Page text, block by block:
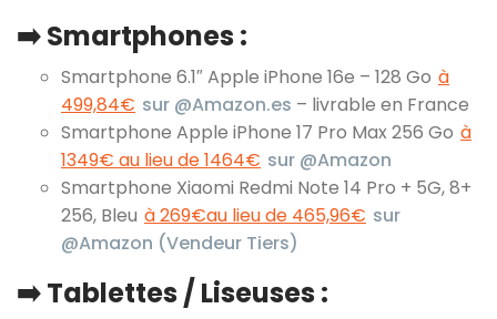
➡️ Smartphones :
Smartphone 6.1″ Apple iPhone 16e – 128 Go à
499,84€ sur @Amazon.es – livrable en France
Smartphone Apple iPhone 17 Pro Max 256 Go à
1349€ au lieu de 1464€ sur @Amazon
Smartphone Xiaomi Redmi Note 14 Pro + 5G, 8+
256, Bleu à 269€au lieu de 465,96€ sur
@Amazon (Vendeur Tiers)
➡️ Tablettes / Liseuses :